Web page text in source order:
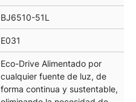
BJ6510-51L
E031
Eco-Drive Alimentado por
cualquier fuente de luz, de
forma continua y sustentable,